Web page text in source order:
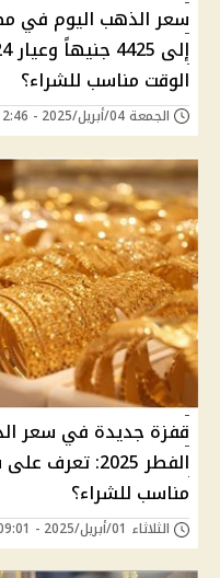
الوقت مناسب للشراء؟
الجمعة 04/أبريل/2025 - 12:46 ص
قفزة جديدة في سعر
مناسب للشراء؟
الثلاثاء 01/أبريل/2025 - 09:01 م